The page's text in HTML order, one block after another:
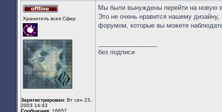
в
Хранитель всея Cфер
Зарегистрирован: Вт сен 23,
2003 14:43
Сообщения: 16657
Мы были вынуждены перейти на новую
Это не очень нравится нашему
форумом, которые вы можете
без подписи